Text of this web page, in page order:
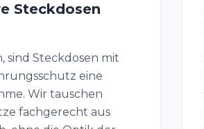
Steckdosen
sind Steckdosen mit
eine
Wir tauschen
fachgerecht aus